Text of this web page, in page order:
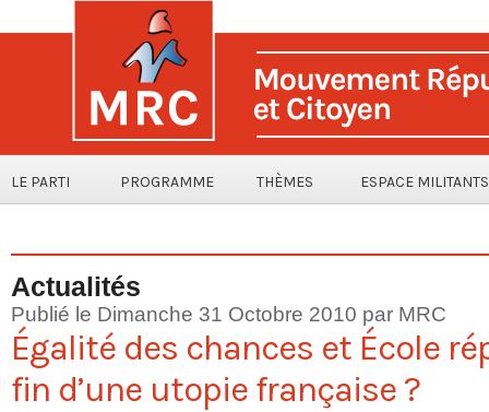
LE PARTI PROGRAMME THÈMES ESPACE MILITANTS
Actualités
Publié le Dimanche 31 Octobre 2010 par MRC
Égalité des chances et École
fin d’une utopie française ?